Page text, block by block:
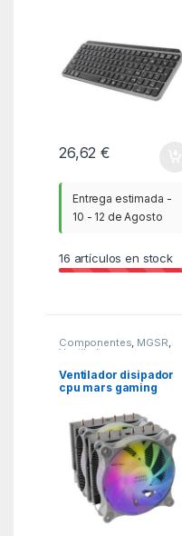
26,62€
Entrega estimada -
10 - 12 de Agosto
16 artículos en stock
Componentes, MGSR,
Ventiladores cpu
Ventilador disipador
cpu mars gaming